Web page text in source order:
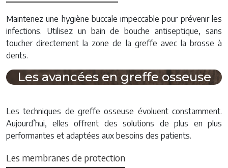
Maintenez une hygiène buccale impeccable pour prévenir les
infections. Utilisez un bain de bouche antiseptique, sans
toucher directement la zone de la greffe avec la brosse à
dents.
Les avancées en greffe osseuse
Les techniques de greffe osseuse évoluent constamment.
Aujourd’hui, elles offrent des solutions de plus en plus
performantes et adaptées aux besoins des patients.
Les membranes de protection